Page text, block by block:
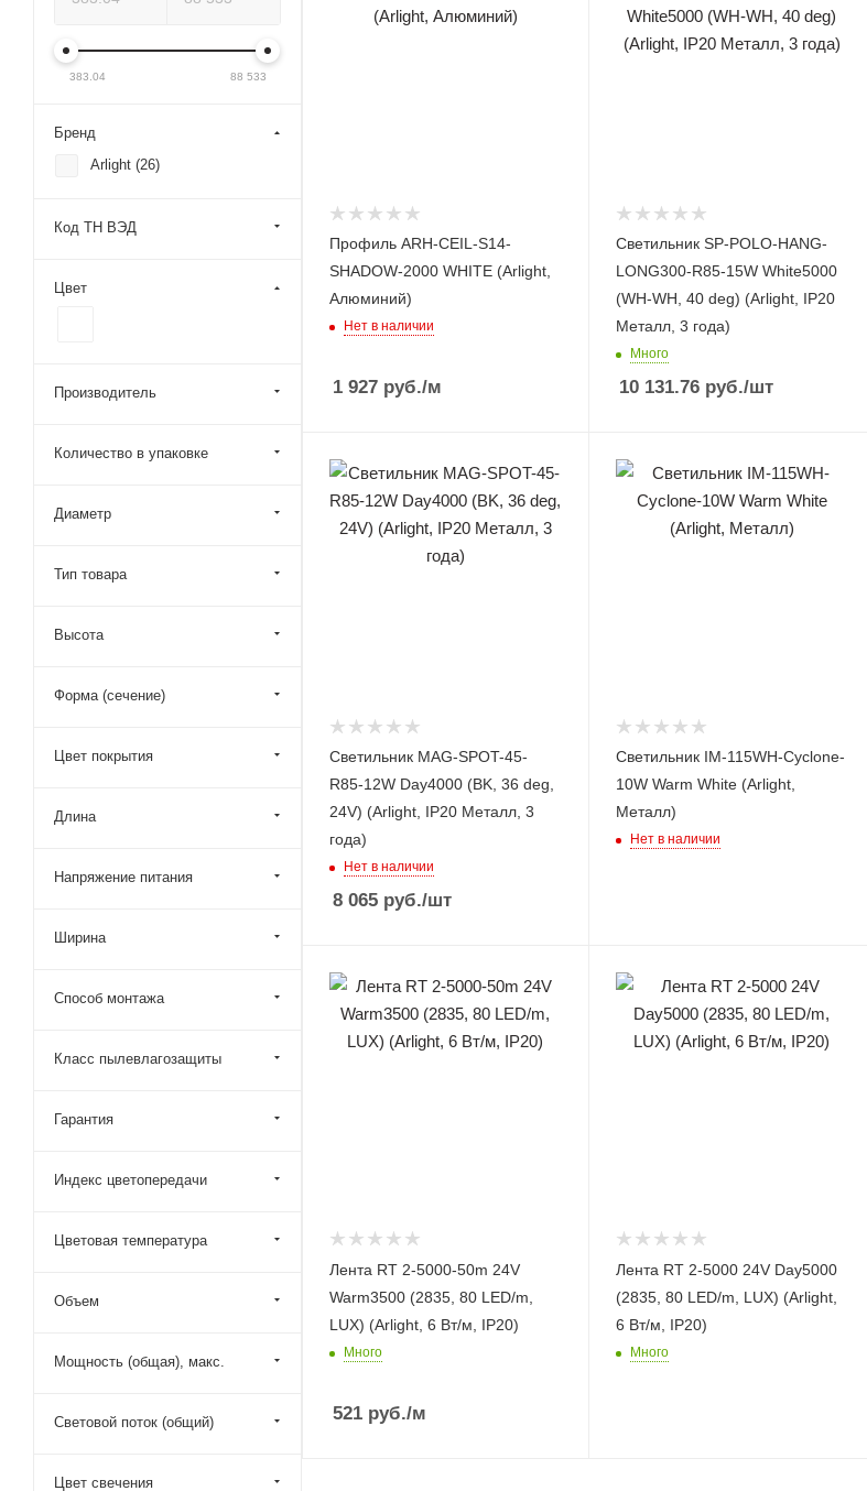
Профиль ARH-СEIL-S14-
SHADOW-2000 WHITE (Arlight,
Алюминий)
Нет в наличии
1 927 руб./м
Светильник SP-POLO-HANG-
LONG300-R85-15W White5000
(WH-WH, 40 deg) (Arlight, IP20
Металл, 3 года)
Много
10 131.76руб./шт
Светильник MAG-SPOT-45-
R85-12W Day4000 (BK, 36 deg,
24V) (Arlight, IP20 Металл, 3
года)
Нет в наличии
8 065 руб./шт
Светильник IM-115WH-Cyclone-
10W Warm White (Arlight,
Металл)
Нет в наличии
Лента RT 2-5000-50m 24V
Warm3500 (2835, 80 LED/m,
LUX) (Arlight, 6 Вт/м, IP20)
Много
521 руб./м
Лента RT 2-5000 24V Day5000
(2835, 80 LED/m, LUX) (Arlight,
6 Вт/м, IP20)
Много
383.04 88 533
Бренд
Arlight (26)
Код ТН ВЭД
Цвет
Производитель
Количество в упаковке
Диаметр
Тип товара
Высота
Форма (сечение)
Цвет покрытия
Длина
Напряжение питания
Ширина
Способ монтажа
Класс пылевлагозащиты
Гарантия
Индекс цветопередачи
Цветовая температура
Объем
Мощность (общая), макс.
Световой поток (общий)
Цвет свечения